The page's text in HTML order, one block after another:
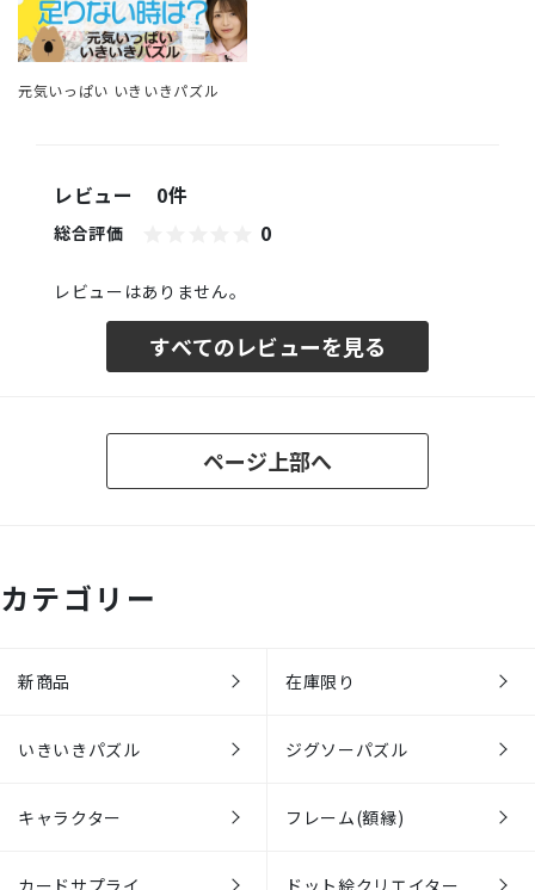
元気いっぱい いきいきパズル
レビュー 0件
総合評価 0
レビューはありません。
すべてのレビューを見る
ページ上部へ
カテゴリー
新商品 在庫限り
いきいきパズル ジグソーパズル
キャラクター フレーム(額縁)